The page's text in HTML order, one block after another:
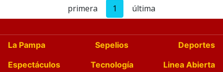
primera 1 última
La Pampa Sepelios
Deportes
Espectáculos
Tecnología
Linea Abierta